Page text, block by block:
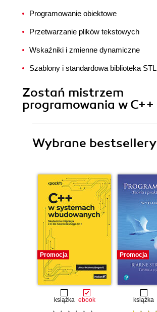
Programowanie obiektowe
Przetwarzanie plików tekstowych
Wskaźniki i zmienne dynamiczne
Szablony i standardowa biblioteka STL
Zostań mistrzem
programowania w C++
Wybrane bestsellery
Promocja
książka ebook
Promocja
książka